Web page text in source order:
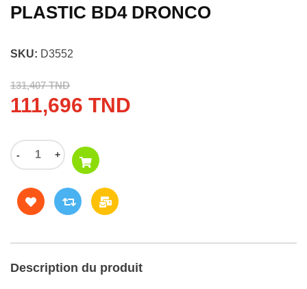
PLASTIC BD4 DRONCO
SKU: D3552
131,407 TND
111,696 TND
- +
Description du produit